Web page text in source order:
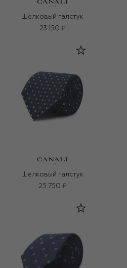
Шелковый галстук
23 150 ₽
Шелковый галстук
25 750 ₽